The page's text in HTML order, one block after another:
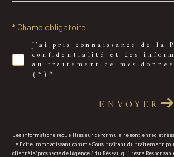
J'ai pris connaissance de la
confidentialité et des
au traitement de mes
(*)*
* Champ obligatoire
ENVOYER
Les informations recueillies sur ce formulaire sont
La Boite Immo agissant comme Sous-traitant du traitement
clientèle/prospects de l'Agence / du Réseau qui reste